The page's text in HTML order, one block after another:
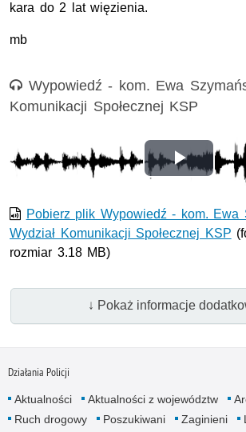
kara do 2 lat więzienia.
mb
Nagranie audio
Wypowiedź - kom. Ewa
Komunikacji Społecznej KSP
wideo
Pobierz plik Wypowiedź - kom. Ewa
Wydział Komunikacji Społecznej KSP
rozmiar 3.18 MB)
↓ Pokaż informacje
Działania Policji
Aktualności Aktualności z województw
Ruch drogowy
Poszukiwani Zaginieni